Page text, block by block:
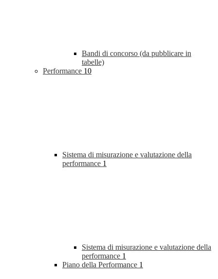
Bandi di concorso (da pubblicare in
tabelle)
Performance 10
Sistema di misurazione e valutazione della
performance 1
Sistema di misurazione e valutazione della
performance 1
Piano della Performance 1